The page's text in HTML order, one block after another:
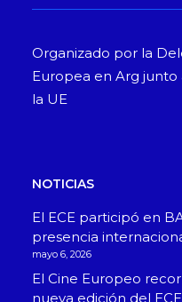
Organizado por la
Europea en Arg junto
la UE
NOTICIAS
El ECE participó en
presencia
mayo 6, 2026
El Cine Europeo
nueva edición del